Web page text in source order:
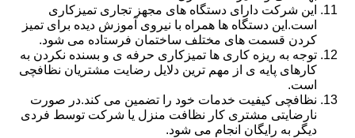
این شرکت دارای دستگاه های مجهز تجاری تمیزکاری
است.این دستگاه ها همراه با نیروی آموزش دیده برای تمیز
کردن قسمت های مختلف ساختمان فرستاده می شود.
توجه به ریزه کاری ها تمیزکاری حرفه ی و بسنده نکردن به
کارهای پایه ی از مهم ترین دلایل رضایت مشتریان نظافچی
است.
نظافچی کیفیت خدمات خود را تضمین می کند.در صورت
نارضایتی مشتری کار نظافت منزل یا شرکت توسط فردی
دیگر به رایگان انجام می شود.